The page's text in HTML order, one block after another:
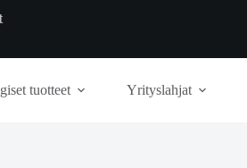
tuotteet Yrityslahjat